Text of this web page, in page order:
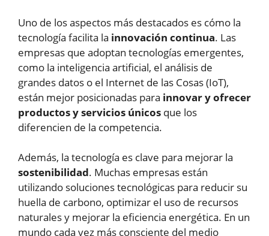
Uno de los aspectos más destacados es cómo la
tecnología facilita la innovación continua. Las
empresas que adoptan tecnologías emergentes,
como la inteligencia artificial, el análisis de
grandes datos o el Internet de las Cosas (IoT),
están mejor posicionadas para innovar y ofrecer
productos y servicios únicos que los
diferencien de la competencia.
Además, la tecnología es clave para mejorar la
sostenibilidad. Muchas empresas están
utilizando soluciones tecnológicas para reducir su
huella de carbono, optimizar el uso de recursos
naturales y mejorar la eficiencia energética. En un
mundo cada vez más consciente del medio